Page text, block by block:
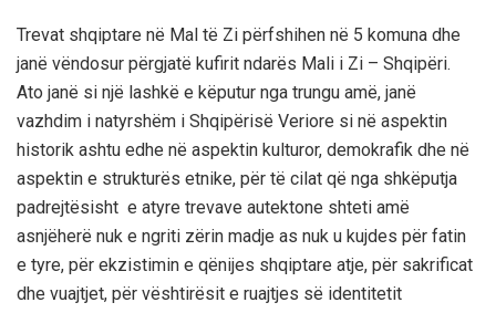
Trevat shqiptare në Mal të Zi përfshihen në 5 komuna dhe
janë vëndosur përgjatë kufirit ndarës Mali i Zi – Shqipëri.
Ato janë si një lashkë e këputur nga trungu amë, janë
vazhdim i natyrshëm i Shqipërisë Veriore si në aspektin
historik ashtu edhe në aspektin kulturor, demokrafik dhe në
aspektin e strukturës etnike, për të cilat që nga shkëputja
padrejtësisht e atyre trevave autektone shteti amë
asnjëherë nuk e ngriti zërin madje as nuk u kujdes për fatin
e tyre, për ekzistimin e qënijes shqiptare atje, për sakrificat
dhe vuajtjet, për vështirësit e ruajtjes së identitetit